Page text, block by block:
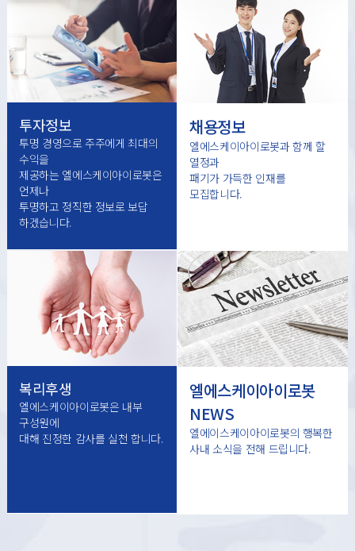
투자정보
투명 경영으로 주주에게 최대의
수익을
제공하는 엘에스케이아이로봇은
언제나
투명하고 정직한 정보로 보답
하겠습니다.
채용정보
엘에스케이아이로봇과 함께 할
열정과
패기가 가득한 인재를
모집합니다.
복리후생
엘에스케이아이로봇은 내부
구성원에
대해 진정한 감사를 실천 합니다.
엘에스케이아이로봇
NEWS
엘에이스케이아이로봇의 행복한
사내 소식을 전해 드립니다.